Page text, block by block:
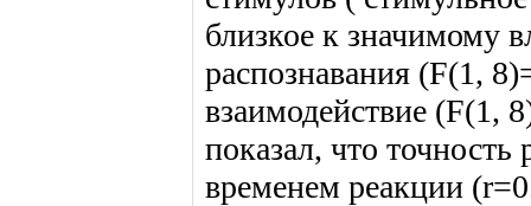
близкое к значимому
распознавания (F(1,
взаимодействие (F(1,
показал, что
временем реакции